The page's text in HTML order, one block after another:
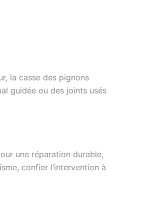
la casse des pignons
guidée ou des joints usés
une réparation durable,
confier l’intervention à